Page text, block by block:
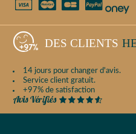
DES CLIENTS
14 jours pour changer d'avis.
Service client gratuit.
+97% de satisfaction